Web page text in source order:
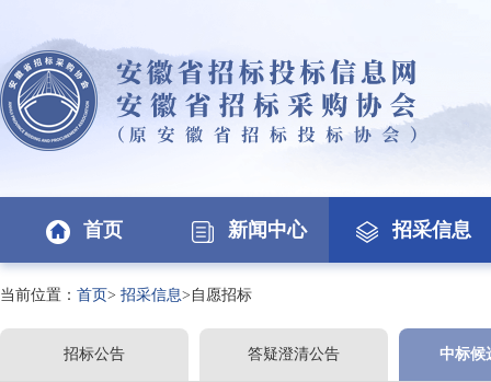
首页 新闻中心 招采信息
当前位置： 首页> 招采信息>自愿招标
招标公告 答疑澄清公告 中标候